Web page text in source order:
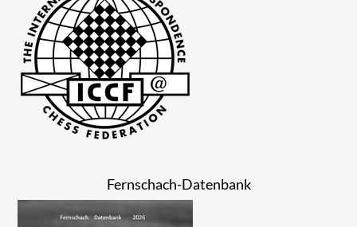
Fernschach-Datenbank